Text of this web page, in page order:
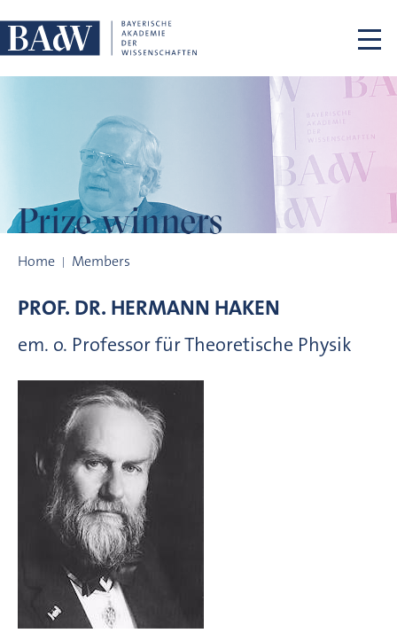
Prize winners
Home Members
PROF. DR. HERMANN HAKEN
em. o. Professor für Theoretische Physik